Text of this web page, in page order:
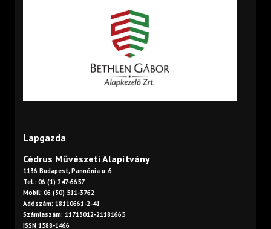
Lapgazda
Cédrus Művészeti Alapítvány
1136 Budapest, Pannónia u. 6.
Tel.: 06 (1) 247-6657
Mobil: 06 (30) 511-3762
Adószám: 18110661-2-41
Számlaszám: 11713012-21181665
ISSN 1588-1466